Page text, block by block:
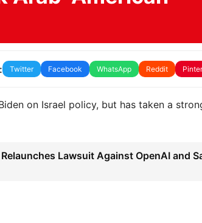
Twitter Facebook WhatsApp Reddit
on Israel policy, but has taken a
Lawsuit Against OpenAI and